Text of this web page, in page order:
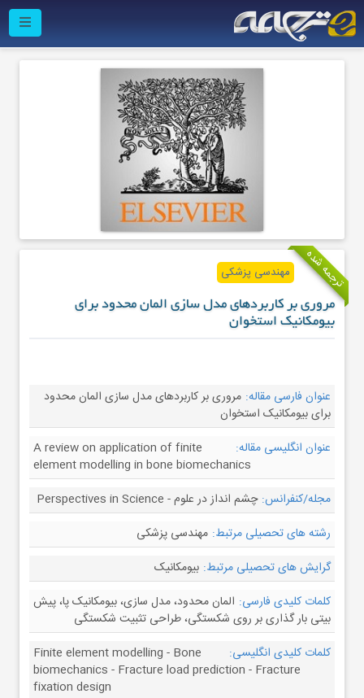
ترجمه شده مهندسی پزشکی
مروری بر کاربردهای مدل سازی المان محدود برای
بیومکانیک استخوان
عنوان فارسی مقاله: مروری بر کاربردهای مدل سازی المان محدود
برای بیومکانیک استخوان
عنوان انگلیسی مقاله:
A review on application of finite
element modelling in bone biomechanics
مجله/کنفرانس: چشم انداز در علوم - Perspectives in Science
رشته های تحصیلی مرتبط: مهندسی پزشکی
گرایش های تحصیلی مرتبط: بیومکانیک
کلمات کلیدی فارسی: المان محدود، مدل سازی، بیومکانیک پا، پیش
بیتی بار گذاری بر روی شکستگی، طراحی تثبیت شکستگی
کلمات کلیدی انگلیسی:
Finite element modelling - Bone
biomechanics - Fracture load prediction - Fracture
fixation design